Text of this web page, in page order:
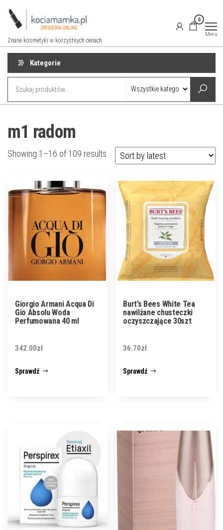
Przejdź
Znane kosmetyki w korzystnych cenach
0
Menu
Kategorie
m1 radom
Showing 1–16 of 109 results
Giorgio Armani Acqua Di
Gio Absolu Woda
Perfumowana 40 ml
342.00zł
Sprawdź
Burt’s Bees White Tea
nawilżane chusteczki
oczyszczające 30szt
36.70zł
Sprawdź